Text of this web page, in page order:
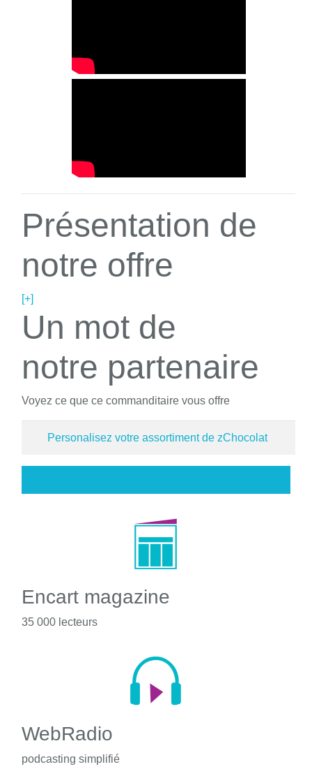
Présentation de
notre offre
[+]
Un mot de
notre partenaire
Voyez ce que ce commanditaire vous offre
Personalisez votre assortiment de zChocolat
Encart magazine
35 000 lecteurs
WebRadio
podcasting simplifié